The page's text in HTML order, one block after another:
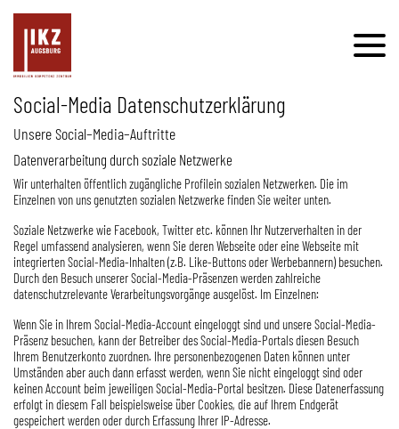
Social-Media Datenschutzerklärung
Unsere Social–Media–Auftritte
Datenverarbeitung durch soziale Netzwerke
Wir unterhalten öffentlich zugängliche Profilein sozialen Netzwerken. Die im
Einzelnen von uns genutzten sozialen Netzwerke finden Sie weiter unten.
Soziale Netzwerke wie Facebook, Twitter etc. können Ihr Nutzerverhalten in der
Regel umfassend analysieren, wenn Sie deren Webseite oder eine Webseite mit
integrierten Social-Media-Inhalten (z.B. Like-Buttons oder Werbebannern) besuchen.
Durch den Besuch unserer Social-Media-Präsenzen werden zahlreiche
datenschutzrelevante Verarbeitungsvorgänge ausgelöst. Im Einzelnen:
Wenn Sie in Ihrem Social-Media-Account eingeloggt sind und unsere Social-Media-
Präsenz besuchen, kann der Betreiber des Social-Media-Portals diesen Besuch
Ihrem Benutzerkonto zuordnen. Ihre personenbezogenen Daten können unter
Umständen aber auch dann erfasst werden, wenn Sie nicht eingeloggt sind oder
keinen Account beim jeweiligen Social-Media-Portal besitzen. Diese Datenerfassung
erfolgt in diesem Fall beispielsweise über Cookies, die auf Ihrem Endgerät
gespeichert werden oder durch Erfassung Ihrer IP-Adresse.